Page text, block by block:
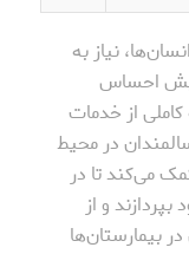
نیاز به
احساس
از خدمات
در محیط
می‌کند تا در
و از
بیمارستان‌ها